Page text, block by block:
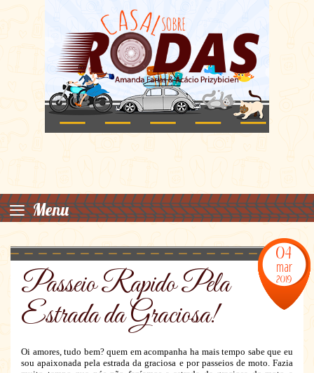
≡ Menu
04
mar
2019
Passeio Rapido Pela
Estrada da Graciosa!
Oi amores, tudo bem? quem em acompanha ha mais tempo sabe que eu
sou apaixonada pela estrada da graciosa e por passeios de moto. Fazia